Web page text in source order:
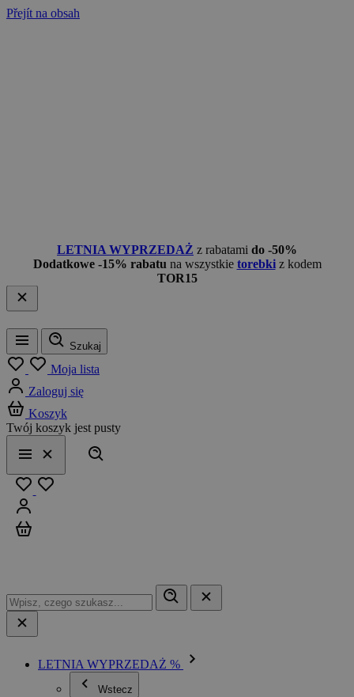
Přejít na obsah
LETNIA WYPRZEDAŻ z rabatami do -50%
Dodatkowe -15% rabatu na wszystkie torebkiz kodem
TOR15
Menu
Szukaj
Moja lista
Zaloguj się
Koszyk
Twój koszyk jest pusty
Menu
Zamknij
LETNIA WYPRZEDAŻ %
Wstecz